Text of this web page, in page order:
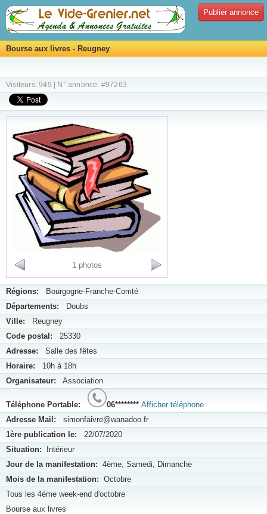
Publier annonce
Bourse aux livres - Reugney
Visiteurs: 949 | N° annonce: #97263
1 photos
Régions: Bourgogne-Franche-Comté
Départements: Doubs
Ville: Reugney
Code postal: 25330
Adresse: Salle des fêtes
Horaire: 10h à 18h
Organisateur: Association
Téléphone Portable: 06******** Afficher téléphone
Adresse Mail: simonfaivre@wanadoo.fr
1ère publication le: 22/07/2020
Situation: Intérieur
Jour de la manifestation: 4ème, Samedi, Dimanche
Mois de la manifestation: Octobre
Tous les 4ème week-end d'octobre
Bourse aux livres